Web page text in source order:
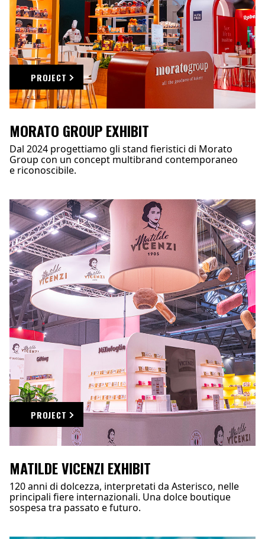
PROJECT
MORATO GROUP EXHIBIT
Dal 2024 progettiamo gli stand fieristici di Morato
Group con un concept multibrand contemporaneo
e riconoscibile.
PROJECT
MATILDE VICENZI EXHIBIT
120 anni di dolcezza, interpretati da Asterisco, nelle
principali fiere internazionali. Una dolce boutique
sospesa tra passato e futuro.